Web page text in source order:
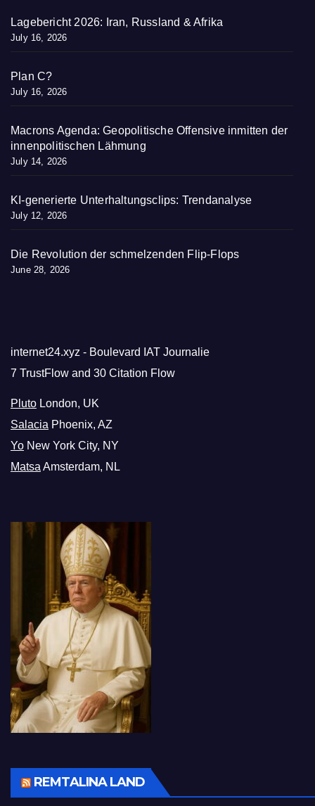
Lagebericht 2026: Iran, Russland & Afrika
July 16, 2026
Plan C?
July 16, 2026
Macrons Agenda: Geopolitische Offensive inmitten der
innenpolitischen Lähmung
July 14, 2026
KI-generierte Unterhaltungsclips: Trendanalyse
July 12, 2026
Die Revolution der schmelzenden Flip-Flops
June 28, 2026
internet24.xyz - Boulevard IAT Journalie
7 TrustFlow and 30 Citation Flow
Pluto London, UK
Salacia Phoenix, AZ
Yo New York City, NY
Matsa Amsterdam, NL
REMTALINA LAND